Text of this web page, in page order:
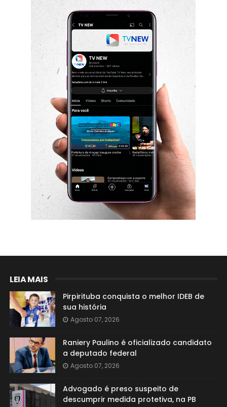
LEIA MAIS
Pirpirituba conquista o melhor IDEB de
sua história
Agosto 07, 2026
Raniery Paulino é oficializado candidato
a deputado federal
Agosto 07, 2026
Advogado é preso suspeito de
descumprir medida protetiva, na PB